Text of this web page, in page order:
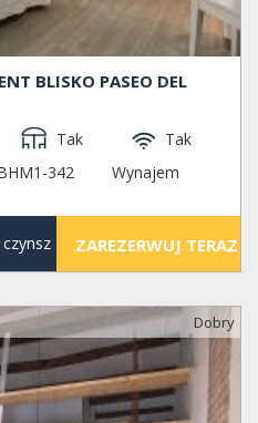
BLISKO PASEO DEL
Tak
Tak
342
Wynajem
ZAREZERWUJ TERAZ
Dobry